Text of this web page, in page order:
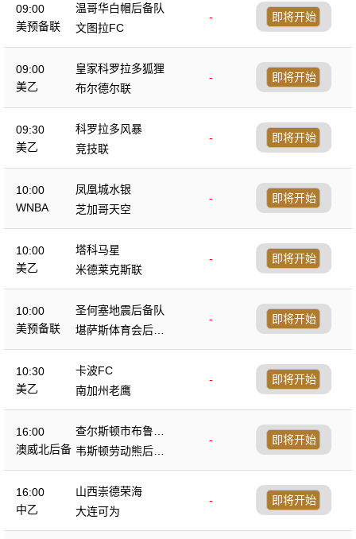
09:00
美预备联
温哥华白帽后备队
-
文图拉FC
即将开始
09:00
美乙
皇家科罗拉多狐狸
-
布尔德尔联
即将开始
09:30
美乙
科罗拉多风暴
-
竞技联
即将开始
10:00
WNBA
凤凰城水银
-
芝加哥天空
即将开始
10:00
美乙
塔科马星
-
米德莱克斯联
即将开始
10:00
美预备联
圣何塞地震后备队
-
堪萨斯体育会后备
队
即将开始
10:30
美乙
卡波FC
-
南加州老鹰
即将开始
16:00
澳威北后备
查尔斯顿市布鲁斯
后备队
-
韦斯顿劳动熊后备
队
即将开始
16:00
中乙
山西崇德荣海
-
大连可为
即将开始